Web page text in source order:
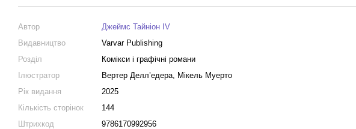
Автор
Джеймс Тайніон IV
Видавництво
Varvar Publishing
Розділ
Комікси і графічні романи
Ілюстратор
Вертер Делл’едера, Мікель Муерто
Рік видання
2025
Кількість сторінок
144
Штрихкод
9786170992956